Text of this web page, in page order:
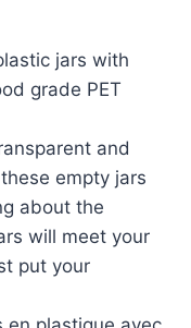
jars with
grade PET
and
empty jars
about the
will meet your
put your